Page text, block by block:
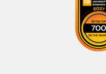
Emmen Jekk Trid
En Vacances
Exporting Malta